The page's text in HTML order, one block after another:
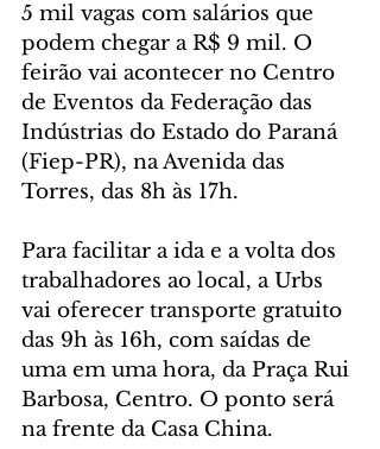
5 mil vagas com salários que
podem chegar a R$ 9 mil. O
feirão vai acontecer no Centro
de Eventos da Federação das
Indústrias do Estado do Paraná
(Fiep-PR), na Avenida das
Torres, das 8h às 17h.
Para facilitar a ida e a volta dos
trabalhadores ao local, a Urbs
vai oferecer transporte gratuito
das 9h às 16h, com saídas de
uma em uma hora, da Praça Rui
Barbosa, Centro. O ponto será
na frente da Casa China.